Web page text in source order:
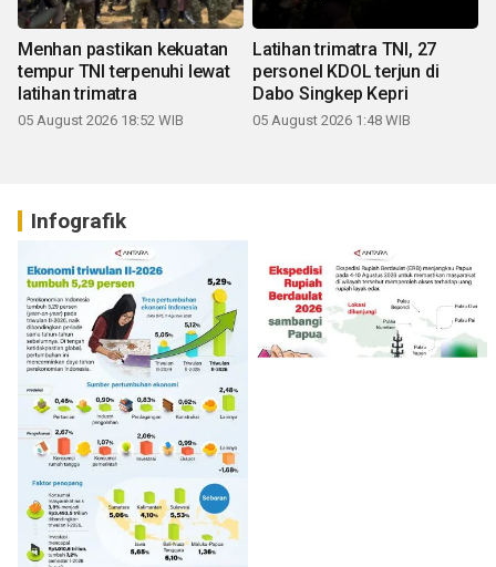
Menhan pastikan kekuatan
tempur TNI terpenuhi lewat
latihan trimatra
05 August 2026 18:52 WIB
Latihan trimatra TNI, 27
personel KDOL terjun di
Dabo Singkep Kepri
05 August 2026 1:48 WIB
Infografik